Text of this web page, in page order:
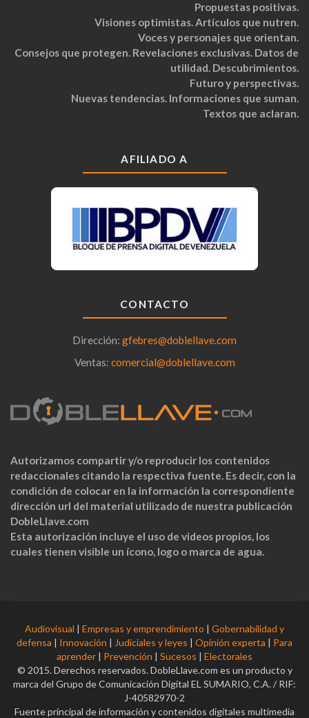
Propuestas positivas.
Visiones optimistas. Artículos que nutren.
Voces y personajes que orientan.
Consejos que protegen. Revelaciones exclusivas. Datos de
utilidad. Descubrimientos.
Futuro y perspectivas.
Nuevas tendencias. Informaciones que suman.
Textos que aclaran.
AFILIADO A
CONTACTO
Dirección: gfebres@doblellave.com
Ventas: comercial@doblellave.com
Autorizamos compartir y/o reproducir los contenidos
redaccionales citando la respectiva fuente. Es decir, con la
condición de colocar en la información la correspondiente
dirección url del material utilizado de nuestra publicación
DobleLlave.com
Esta autorización incluye el uso de videos propios, los
cuales tienen visible un ícono, logo o marca de agua.
Audiovisual | Empresas y emprendimiento | Gobernabilidad y
defensa | Innovación | Judiciales y leyes | Opinión experta | Para
aprender | Prevención | Sucesos | Electorales
© 2015. Derechos reservados. DobleLlave.com es un producto y
marca del Grupo de Comunicación Digital EL SUMARIO, C.A. / RIF:
J-40582970-2
Fuente principal de información y contenidos digitales multimedia